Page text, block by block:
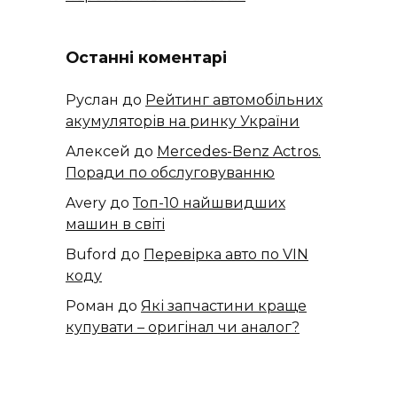
Останні коментарі
Руслан до Рейтинг автомобільних
акумуляторів на ринку України
Алексей до ​​Mercedes-Benz Actros.
Поради по обслуговуванню
Avery доТоп-10 найшвидших
машин в світі
Buford до Перевірка авто по VIN
коду
Роман до Які запчастини краще
купувати – оригінал чи аналог?